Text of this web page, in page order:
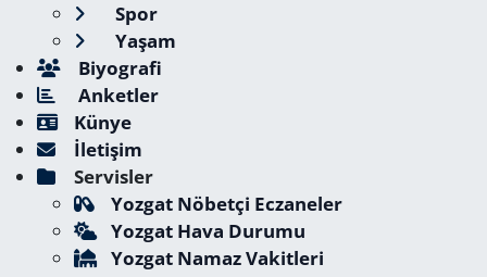
Spor
Yaşam
Biyografi
Anketler
Künye
İletişim
Servisler
Yozgat Nöbetçi Eczaneler
Yozgat Hava Durumu
Yozgat Namaz Vakitleri